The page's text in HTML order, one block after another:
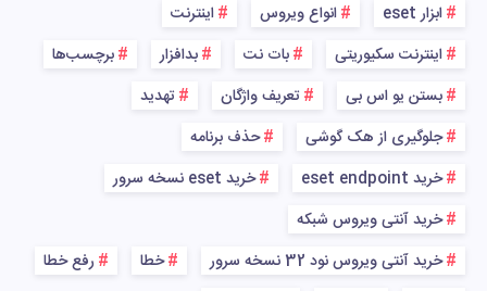
ابزار eset
انواع ویروس
اینترنت
اینترنت سکیوریتی
بات نت بدافزار
برچسب‌ها
بستن یو اس بی
تعریف واژگان
تهدید
جلوگیری از هک گوشی
حذف برنامه
خرید eset endpoint
خرید eset نسخه سرور
خرید آنتی ویروس شبکه
خرید آنتی ویروس نود 32 نسخه سرور
خطا
رفع خطا